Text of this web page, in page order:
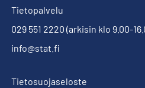
Tietopalvelu
029 551 2220 (arkisin klo 9.00-
info@stat.fi
Tietosuojaseloste